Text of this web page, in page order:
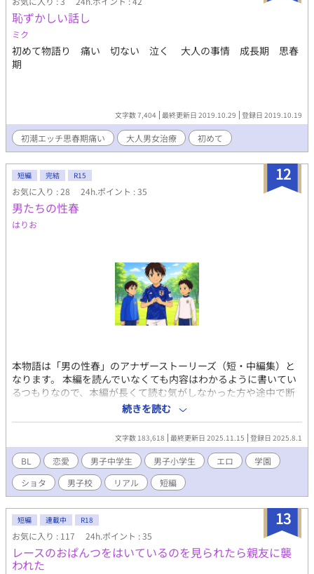
恥ずかしい話し
ミク
初めて物語り 痛い 切ない 泣く 大人の事情 成長期 思春
期
文字数 7,404 最終更新日 2019.10.29 登録日 2019.10.19
初潮エッチ思春期痛い 大人男女治療 初めて
12
短編 完結 R15
お気に入り : 28 24h.ポイント : 35
男たちの性春
はりお
本物語は「男の性春」のアナザーストーリーズ（短・中編集）と
なります。 本編を読んでいなくても内容はわかるように書いてい
るつもりなので、本編が長くて読む気がしなかった方や途中で断
念した方、初めてこのシリーズを読む方も是非お願い致します。
またそれぞれのキャラの話は独立していますので、あらすじなど
を見て好きなものから読んでいただければと思います。 ↓内容紹
介 成績優秀、スポーツ万能、整った顔立ちでありながら、同性に
性的な感情を抱いてしまうことに苦悩する少年壮太の周りの何人
かのキャラクターに視点に変え、それぞれの思春期特有の性に関
する感情を描いていきます。本編同様、性的なおふざけ、絡みな
どの描写が多く、卑猥な表現もありますのでご容赦ください。 ま
た感想や自身の少年期の経験談、リクエストなどをコメントして
いただけると嬉しいです。性別やセクシャリティなど問わずお願
いします！ ※続編も現在書いていますが、書きやすいこの短編集
を先に出すことにしました。本編読んでくださった方は被る内容
もありますが、こちらも読んでくださると嬉しいです。
続きを読む
文字数 183,618 最終更新日 2025.11.15 登録日 2025.8.1
BL 恋愛 男子中学生 男子小学生 エロ
学園
ショタ
男子校 リアル 短編
13
短編 連載中 R18
お気に入り : 117 24h.ポイント : 35
レースのおぱんつをはいているのを見られたら親友に襲
われた